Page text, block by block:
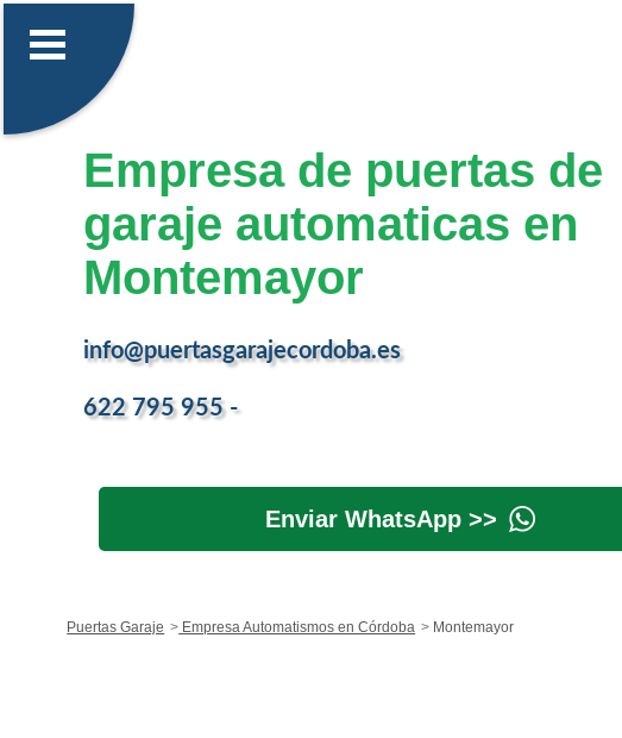
Empresa de puertas de
garaje automaticas en
Montemayor
info@puertasgarajecordoba.es
622 795 955 -
Enviar WhatsApp >>
Puertas Garaje Empresa Automatismos en Córdoba Montemayor